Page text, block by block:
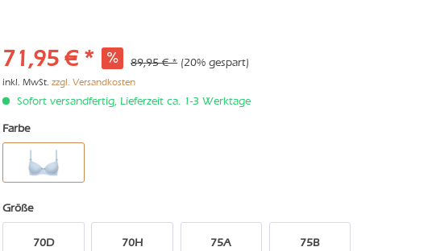
71,95 € * 89,95 € * (20% gespart)
inkl. MwSt.zzgl. Versandkosten
Sofort versandfertig, Lieferzeit ca. 1-3 Werktage
Farbe
Größe
70D 70H 75A 75B